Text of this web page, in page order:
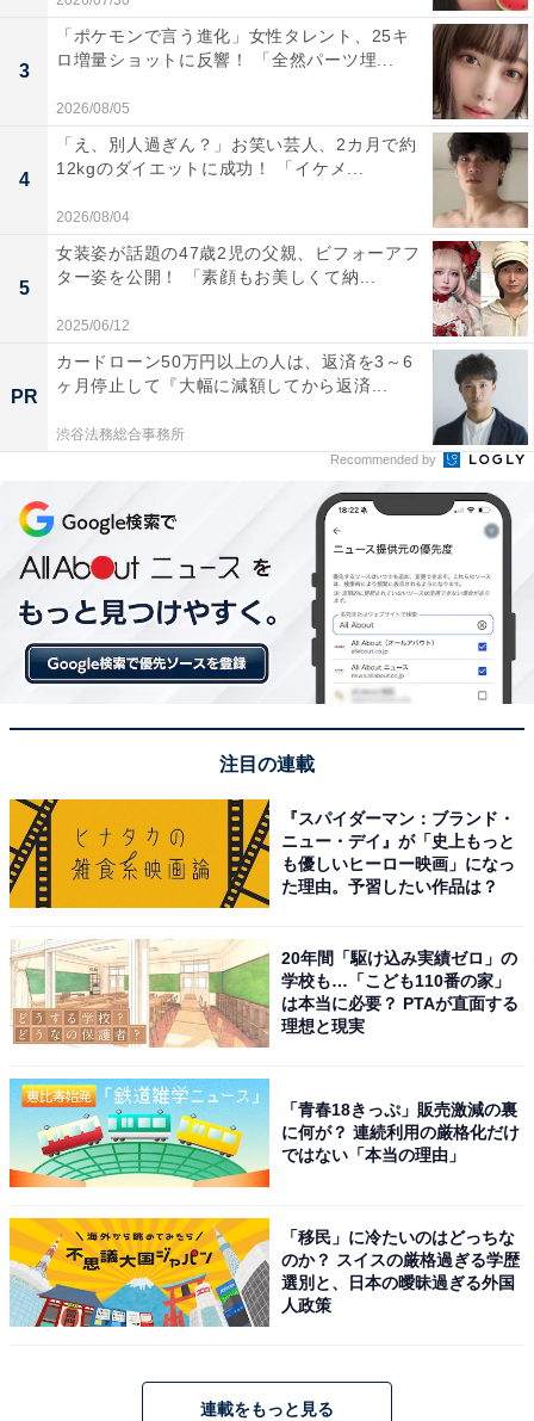
3
「ポケモンで言う進化」女性タレント、25キ
ロ増量ショットに反響！ 「全然パーツ埋...
2026/08/05
4
「え、別人過ぎん？」お笑い芸人、2カ月で約
12kgのダイエットに成功！ 「イケメ...
2026/08/04
5
女装姿が話題の47歳2児の父親、ビフォーアフ
ター姿を公開！ 「素顔もお美しくて納...
2025/06/12
PR
カードローン50万円以上の人は、返済を3～6
ヶ月停止して『大幅に減額してから返済...
渋谷法務総合事務所
Recommended by
注目の連載
『スパイダーマン：ブランド・
ニュー・デイ』が「史上もっと
も優しいヒーロー映画」になっ
た理由。予習したい作品は？
20年間「駆け込み実績ゼロ」の
学校も…「こども110番の家」
は本当に必要？ PTAが直面する
理想と現実
「青春18きっぷ」販売激減の裏
に何が？ 連続利用の厳格化だけ
ではない「本当の理由」
「移民」に冷たいのはどっちな
のか？ スイスの厳格過ぎる学歴
選別と、日本の曖昧過ぎる外国
人政策
連載をもっと見る